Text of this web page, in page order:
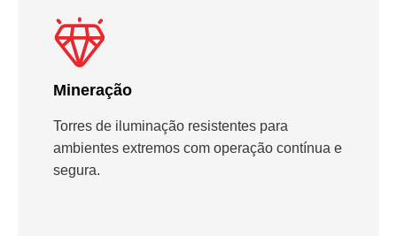
Mineração
Torres de iluminação resistentes para
ambientes extremos com operação contínua e
segura.